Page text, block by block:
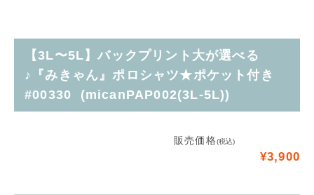
【3L〜5L】バックプリント大が選べる
♪『みきゃん』ポロシャツ★ポケット付き
#00330 (micanPAP002(3L-5L))
販売価格(税込)
¥3,900